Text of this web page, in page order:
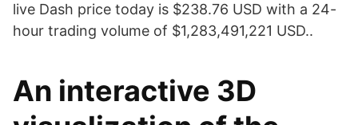
live Dash price today is $238.76 USD with a 24-
hour trading volume of $1,283,491,221 USD..
An interactive 3D